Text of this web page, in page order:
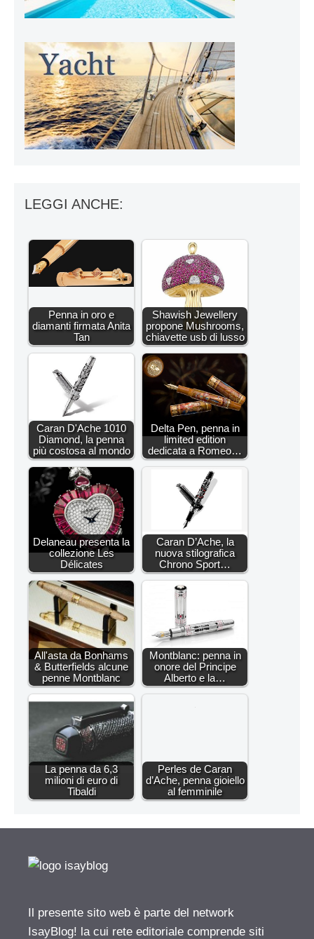
LEGGI ANCHE:
Penna in oro e
diamanti firmata Anita
Tan
Shawish Jewellery
propone Mushrooms,
chiavette usb di lusso
Caran D'Ache 1010
Diamond, la penna
più costosa al mondo
Delta Pen, penna in
limited edition
dedicata a Romeo…
Delaneau presenta la
collezione Les
Délicates
Caran D’Ache, la
nuova stilografica
Chrono Sport…
All'asta da Bonhams
& Butterfields alcune
penne Montblanc
Montblanc: penna in
onore del Principe
Alberto e la…
La penna da 6,3
milioni di euro di
Tibaldi
Perles de Caran
d’Ache, penna gioiello
al femminile
Il presente sito web è parte del network
IsayBlog! la cui rete editoriale comprende siti